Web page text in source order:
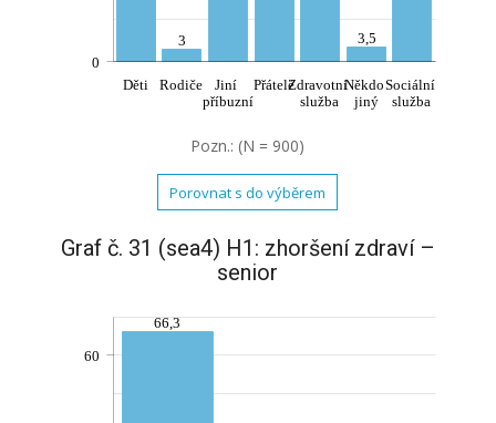
3 3,5
Děti Rodiče
Jiní
příbuzní
PřáteléZdravotní
služba
Někdo
jiný
Sociální
služba
0
Pozn.: (N = 900)
Porovnat s do výběrem
Graf č. 31 (sea4) H1: zhoršení zdraví –
senior
66,3
60